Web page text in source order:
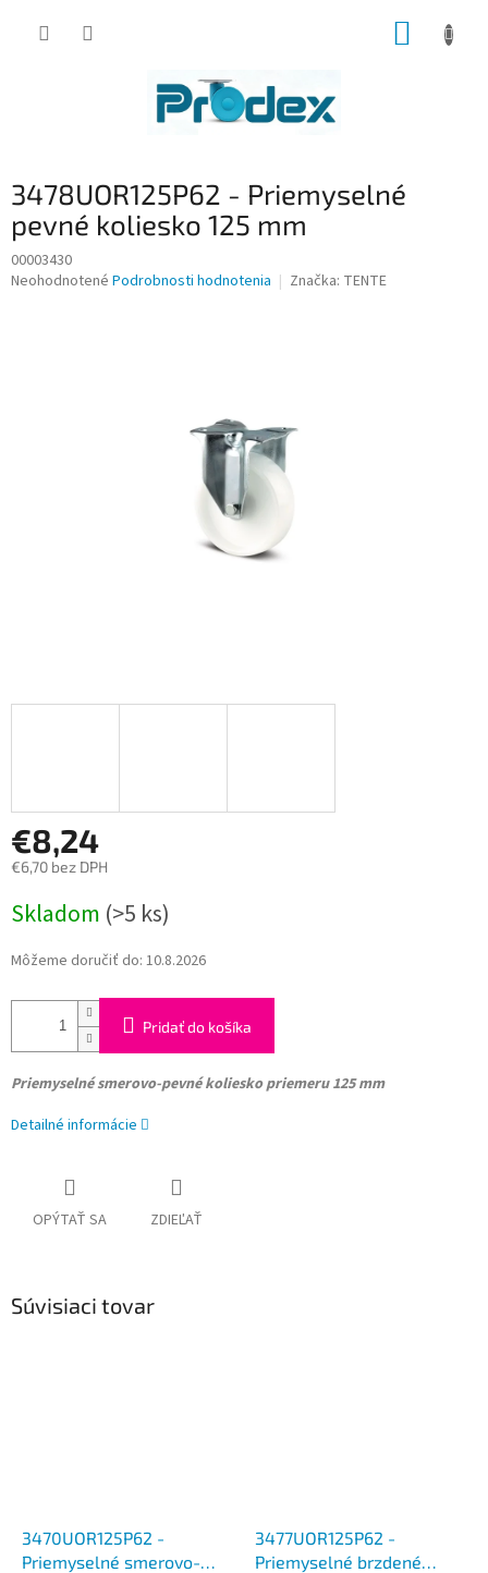
3478UOR125P62 - Priemyselné
pevné koliesko 125 mm
00003430
Priemerné
Neohodnotené Podrobnosti hodnotenia Značka: TENTE
€8,24
€6,70 bez DPH
cena:
Skladom (>5 ks)
Môžeme doručiť do: 10.8.2026
Pridať do košíka
Priemyselné smerovo-pevné kolieskopriemeru 125 mm
Detailné informácie
OPÝTAŤ SA ZDIEĽAŤ
Súvisiaci tovar
3470UOR125P62 -
Priemyselné smerovo-
3477UOR125P62 -
Priemyselné brzdené